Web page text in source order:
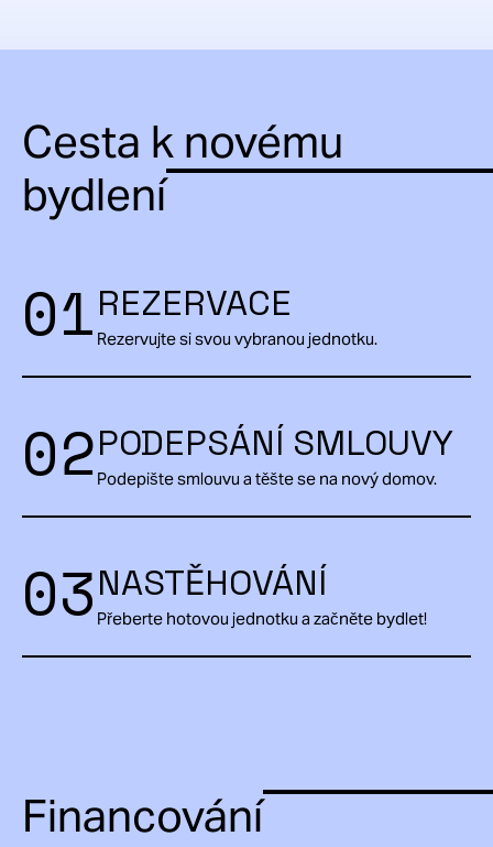
Cesta k novému
bydlení
01REZERVACE
Rezervujte si svou vybranou jednotku.
02PODEPSÁNÍ SMLOUVY
Podepište smlouvu a těšte se na nový domov.
03NASTĚHOVÁNÍ
Přeberte hotovou jednotku a začněte bydlet!
Financování